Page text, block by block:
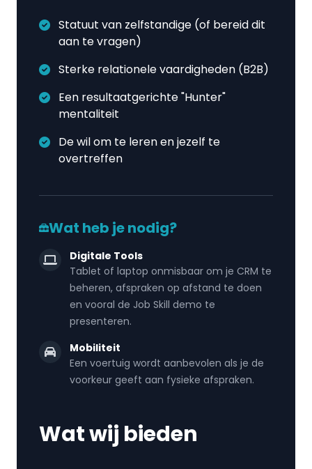
Statuut van zelfstandige (of bereid dit
aan te vragen)
Sterke relationele vaardigheden (B2B)
Een resultaatgerichte "Hunter"
mentaliteit
De wil om te leren en jezelf te
overtreffen
Wat heb je nodig?
Digitale Tools
Tablet of laptop onmisbaar om je CRM te
beheren, afspraken op afstand te doen
en vooral de Job Skill demo te
presenteren.
Mobiliteit
Een voertuig wordt aanbevolen als je de
voorkeur geeft aan fysieke afspraken.
Wat wij bieden